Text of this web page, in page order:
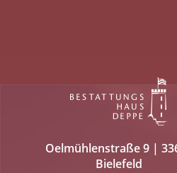
Oelmühlenstraße 9 |
Bielefeld